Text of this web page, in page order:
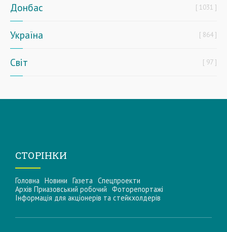
Донбас 1031
Україна 864
Світ 97
СТОРІНКИ
Головна Новини Газета Спецпроекти
Архів Приазовський робочий Фоторепортажі
Інформацiя для акцiонерiв та стейкхолдерiв